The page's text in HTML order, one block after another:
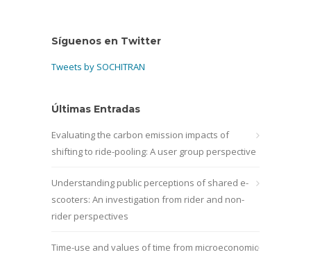
Síguenos en Twitter
Tweets by SOCHITRAN
Últimas Entradas
Evaluating the carbon emission impacts of
shifting to ride-pooling: A user group perspective
Understanding public perceptions of shared e-
scooters: An investigation from rider and non-
rider perspectives
Time-use and values of time from microeconomic